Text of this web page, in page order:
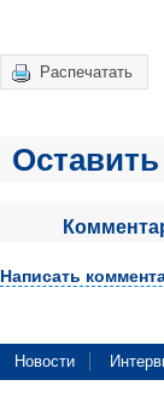
Распечатать
Написать
Новости